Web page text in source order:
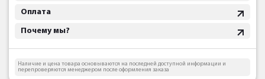
Оплата
Почему мы?
Наличие и цена товара основываются на последней доступной информации и
перепроверяются менеджером после оформления заказа